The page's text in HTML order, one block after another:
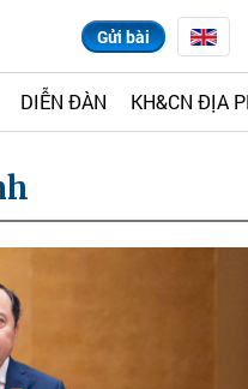
Gửi bài
DIỄN ĐÀN KH&CN ĐỊA